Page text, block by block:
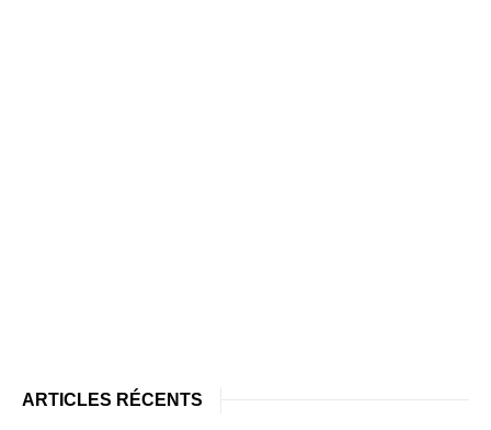
ARTICLES RÉCENTS